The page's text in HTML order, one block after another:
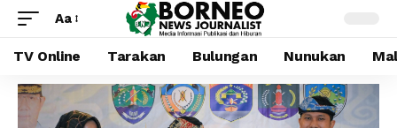
Aa
TV Online Tarakan Bulungan Nunukan